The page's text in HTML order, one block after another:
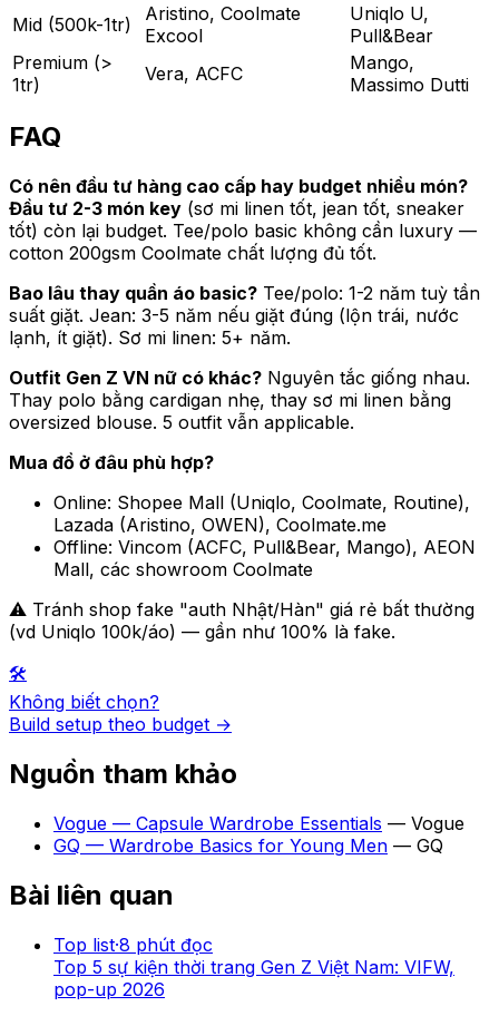
Mid (500k-1tr)
Aristino, Coolmate
Excool
Uniqlo U,
Pull&Bear
Premium (>
1tr)
Vera, ACFC
Mango,
Massimo Dutti
FAQ
Có nên đầu tư hàng cao cấp hay budget nhiều món?
Đầu tư 2-3 món key (sơ mi linen tốt, jean tốt, sneaker
tốt) còn lại budget. Tee/polo basic không cần luxury —
cotton 200gsm Coolmate chất lượng đủ tốt.
Bao lâu thay quần áo basic? Tee/polo: 1-2 năm tuỳ tần
suất giặt. Jean: 3-5 năm nếu giặt đúng (lộn trái, nước
lạnh, ít giặt). Sơ mi linen: 5+ năm.
Outfit Gen Z VN nữ có khác? Nguyên tắc giống nhau.
Thay polo bằng cardigan nhẹ, thay sơ mi linen bằng
oversized blouse. 5 outfit vẫn applicable.
Mua đồ ở đâu phù hợp?
Online: Shopee Mall (Uniqlo, Coolmate, Routine),
Lazada (Aristino, OWEN), Coolmate.me
Offline: Vincom (ACFC, Pull&Bear, Mango), AEON
Mall, các showroom Coolmate
⚠️ Tránh shop fake "auth Nhật/Hàn" giá rẻ bất thường
(vd Uniqlo 100k/áo) — gần như 100% là fake.
🛠️
Không biết chọn?
Build setup theo budget →
Nguồn tham khảo
Vogue — Capsule Wardrobe Essentials — Vogue
GQ — Wardrobe Basics for Young Men — GQ
Bài liên quan
Top list·8 phút đọc
Top 5 sự kiện thời trang Gen Z Việt Nam: VIFW,
pop-up 2026